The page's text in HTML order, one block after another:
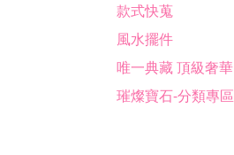
款式快蒐
風水擺件
唯一典藏 頂級奢華
璀燦寶石-分類專區